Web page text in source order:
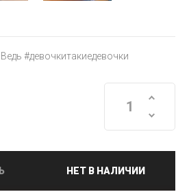
#девочкитакиедевочки
НЕТ В НАЛИЧИИ